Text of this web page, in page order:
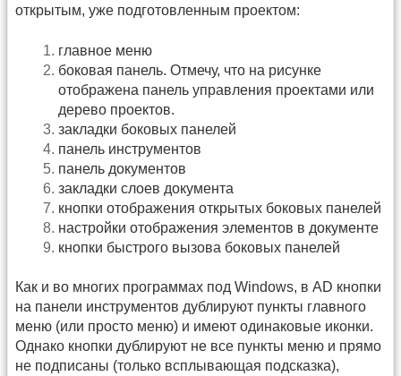
открытым, уже подготовленным проектом:
главное меню
боковая панель. Отмечу, что на рисунке
отображена панель управления проектами или
дерево проектов.
закладки боковых панелей
панель инструментов
панель документов
закладки слоев документа
кнопки отображения открытых боковых панелей
настройки отображения элементов в документе
кнопки быстрого вызова боковых панелей
Как и во многих программах под Windows, в AD кнопки
на панели инструментов дублируют пункты главного
меню (или просто меню) и имеют одинаковые иконки.
Однако кнопки дублируют не все пункты меню и прямо
не подписаны (только всплывающая подсказка),